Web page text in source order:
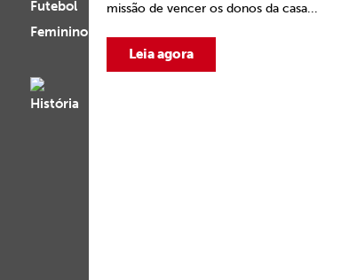
missão de vencer os donos da casa...
Leia agora